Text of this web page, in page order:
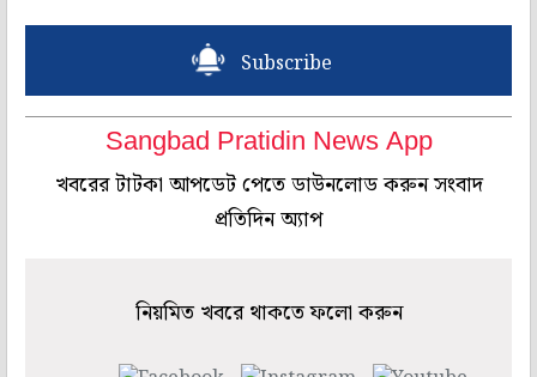
Subscribe
Sangbad Pratidin News App
খবরের টাটকা আপডেট পেতে ডাউনলোড করুন সংবাদ
প্রতিদিন অ্যাপ
নিয়মিত খবরে থাকতে ফলো করুন